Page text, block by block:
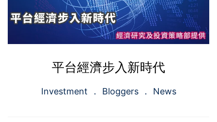
平台經濟步入新時代
Investment Bloggers News